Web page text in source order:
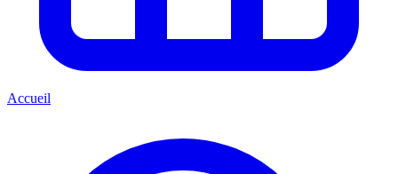
Accueil